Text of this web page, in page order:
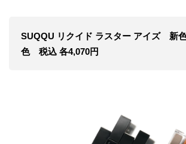
SUQQU リクイド ラスター アイズ 新
色 税込 各4,070円